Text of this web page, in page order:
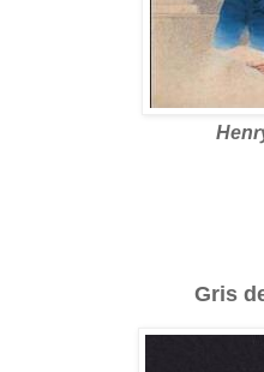
Gris